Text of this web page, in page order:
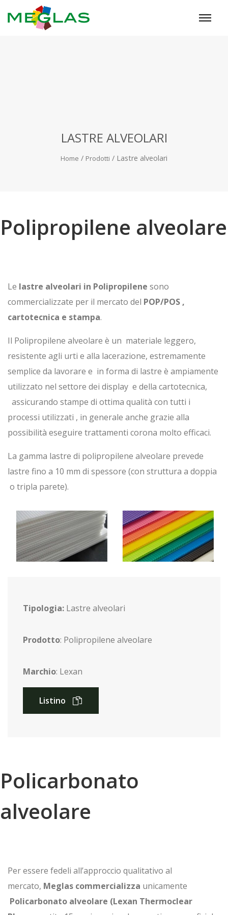
LASTRE ALVEOLARI
Home / Prodotti / Lastre alveolari
Polipropilene alveolare
Le lastre alveolari in Polipropilene sono
commercializzate per il mercato del POP/POS ,
cartotecnica e stampa.
Il Polipropilene alveolare è un materiale leggero,
resistente agli urti e alla lacerazione, estremamente
semplice da lavorare e in forma di lastre è ampiamente
utilizzato nel settore dei display e della cartotecnica,
assicurando stampe di ottima qualità con tutti i
processi utilizzati , in generale anche grazie alla
possibilità eseguire trattamenti corona molto efficaci.
La gamma lastre di polipropilene alveolare prevede
lastre fino a 10 mm di spessore (con struttura a doppia
o tripla parete).
Tipologia: Lastre alveolari
Prodotto: Polipropilene alveolare
Marchio: Lexan
Listino
Policarbonato
alveolare
Per essere fedeli all’approccio qualitativo al
mercato, Meglas commercializza unicamente
Policarbonato alveolare (Lexan Thermoclear